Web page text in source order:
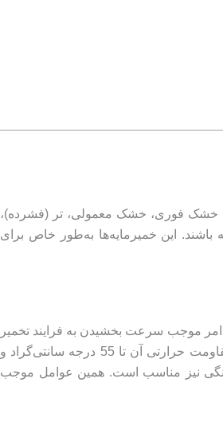
خشک فوری، خشک معمولی، تر (فشرده)،
باشند. این خمیرمایه‌ها به‌طور خاص برای
امر موجب سرعت بخشیدن به فرایند تخمیر
و صرفه‌جویی در زمان می‌شود. این ویژگی آن را برای نانوایی‌های پرتیراژ و شرایطی که سرعت اهمیت دارد، بسیار مناسب می‌کند. از مزایای دیگر این خمیرمایه مقاومت حرارتی آن تا 55 درجه سانتی‌گراد و
نیز مناسب است. همین عوامل موجب